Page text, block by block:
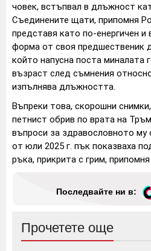
човек, встъпвал в длъжност
Съединените щати, припомня
представя като по-енергичен
форма от своя предшественик
който напусна поста миналата
възраст след съмнения
изпълнява длъжността.
Въпреки това, скорошни
петнист обрив по врата на
въпроси за здравословното
от юли 2025 г. пък показваха
ръка, прикрита с грим,
Последвайте ни в:
Прочетете още